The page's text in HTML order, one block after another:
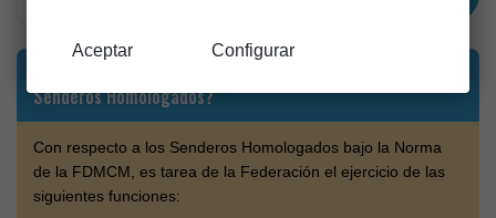
Senderos Homologados?
Con respecto a los Senderos Homologados bajo la Norma
de la FDMCM, es tarea de la Federación el ejercicio de las
siguientes funciones:
Aceptar Configurar